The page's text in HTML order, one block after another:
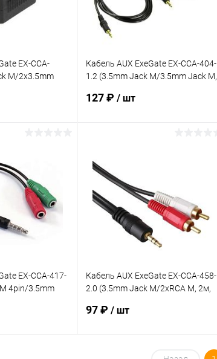
EX-CCA-
M/2x3.5mm
К сравнению
В наличии
Кабель AUX ExeGate EX-CCA-404-
1.2 (3.5mm Jack M/3.5mm Jack M,
127 ₽ / шт
Купить в 1 клик
В избранное В наличии
EX-CCA-417-
4pin/3.5mm
Кабель AUX ExeGate EX-CCA-458-
2.0 (3.5mm Jack M/2xRCA M, 2м,
97 ₽ / шт